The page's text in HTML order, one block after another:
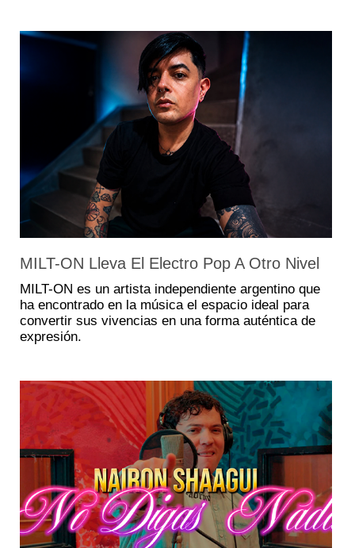
MILT-ON Lleva El Electro Pop A Otro Nivel
MILT-ON es un artista independiente argentino que
ha encontrado en la música el espacio ideal para
convertir sus vivencias en una forma auténtica de
expresión.